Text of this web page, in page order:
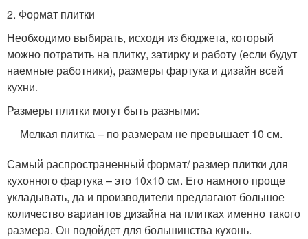
2. Формат плитки
Необходимо выбирать, исходя из бюджета, который
можно потратить на плитку, затирку и работу (если будут
наемные работники), размеры фартука и дизайн всей
кухни.
Размеры плитки могут быть разными:
Мелкая плитка – по размерам не превышает 10 см.
Самый распространенный формат/ размер плитки для
кухонного фартука – это 10х10 см. Его намного проще
укладывать, да и производители предлагают большое
количество вариантов дизайна на плитках именно такого
размера. Он подойдет для большинства кухонь.